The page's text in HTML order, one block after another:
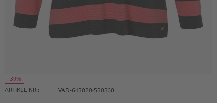
-30%
ARTIKEL-NR.:
VAD-643020-530360